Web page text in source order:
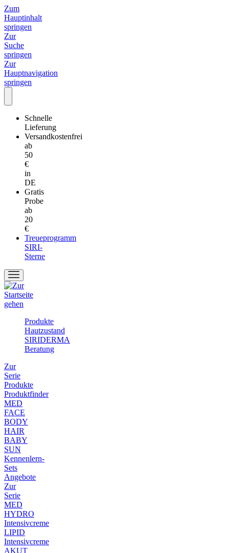
Zum
Hauptinhalt
springen
Zur
Suche
springen
Zur
Hauptnavigation
springen
Schnelle
Lieferung
Versandkostenfrei
ab
50
€
in
DE
Gratis
Probe
ab
20
€
Treueprogramm
SIRI-
Sterne
Produkte
Hautzustand
SIRIDERMA
Beratung
Zur
Serie
Produkte
Produktfinder
MED
FACE
BODY
HAIR
BABY
SUN
Kennenlern-
Sets
Angebote
Zur
Serie
MED
HYDRO
Intensivcreme
LIPID
Intensivcreme
AKUT